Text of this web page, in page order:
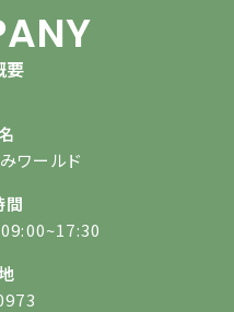
要
ワールド
間